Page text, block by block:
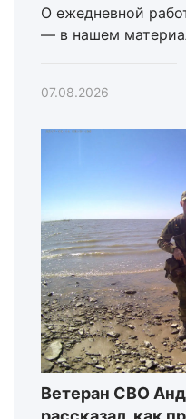
О ежедневной
— в нашем
07.08.2026
Ветеран СВО